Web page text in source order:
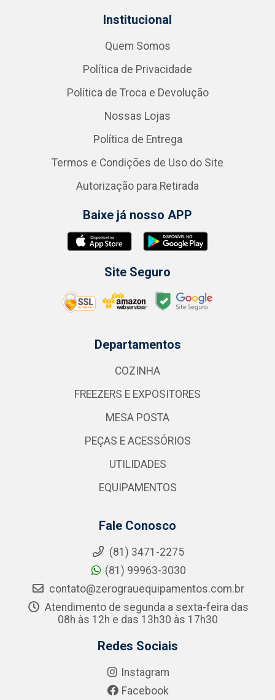
Institucional
Quem Somos
Política de Privacidade
Política de Troca e Devolução
Nossas Lojas
Política de Entrega
Termos e Condições de Uso do Site
Autorização para Retirada
Baixe já nosso APP
Site Seguro
Departamentos
COZINHA
FREEZERS E EXPOSITORES
MESA POSTA
PEÇAS E ACESSÓRIOS
UTILIDADES
EQUIPAMENTOS
Fale Conosco
(81) 3471-2275
(81) 99963-3030
contato@zerograuequipamentos.com.br
Atendimento de segunda a sexta-feira das
08h às 12h e das 13h30 às 17h30
Redes Sociais
Instagram
Facebook